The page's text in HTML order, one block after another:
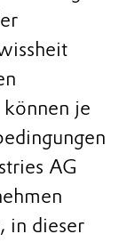
je
AG
in dieser